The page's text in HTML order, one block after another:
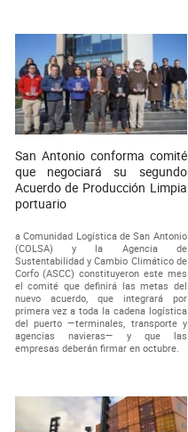
San Antonio conforma comité
que negociará su segundo
Acuerdo de Producción Limpia
portuario
a Comunidad Logística de San Antonio
(COLSA) y la Agencia de
Sustentabilidad y Cambio Climático de
Corfo (ASCC) constituyeron este mes
el comité que definirá las metas del
nuevo acuerdo, que integrará por
primera vez a toda la cadena logística
del puerto —terminales, transporte y
agencias navieras— y que las
empresas deberán firmar en octubre.